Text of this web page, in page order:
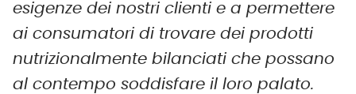
esigenze dei nostri clienti e a permettere
ai consumatori di trovare dei prodotti
nutrizionalmente bilanciati che possano
al contempo soddisfare il loro palato.